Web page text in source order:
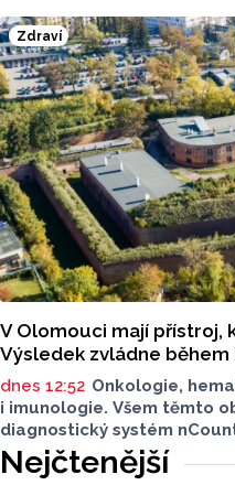
Zdraví
V Olomouci mají přístroj,
Výsledek zvládne během
dnes 12:52 Onkologie,
i imunologie. Všem těmto
diagnostický systém
správném určení příčin
nasazení účinné léčby.
Nejčtenější